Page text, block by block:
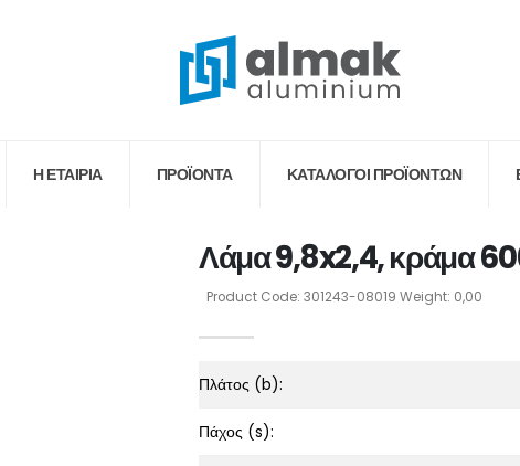
Η ΕΤΑΙΡΙΑ ΠΡΟΪΟΝΤΑ ΚΑΤΆΛΟΓΟΙ ΠΡΟΪΌΝΤΩΝ
Λάμα 9,8x2,4, κράμα
Product Code: 301243-08019 Weight: 0,00
Πλάτος (b):
Πάχος (s):